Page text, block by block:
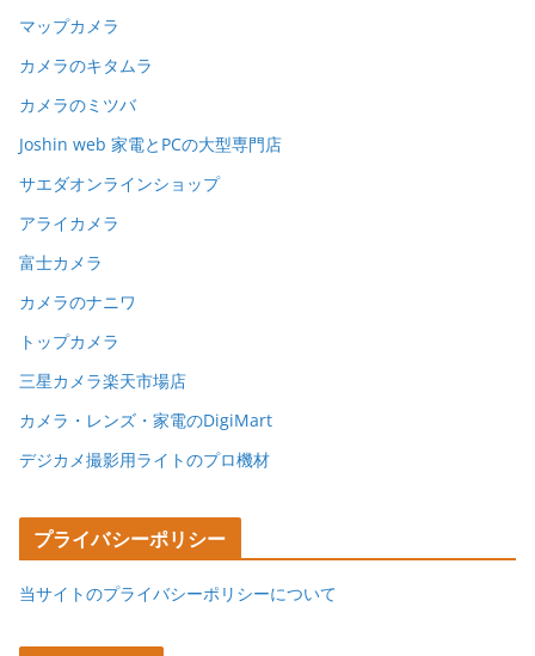
マップカメラ
カメラのキタムラ
カメラのミツバ
Joshin web 家電とPCの大型専門店
サエダオンラインショップ
アライカメラ
富士カメラ
カメラのナニワ
トップカメラ
三星カメラ楽天市場店
カメラ・レンズ・家電のDigiMart
デジカメ撮影用ライトのプロ機材
プライバシーポリシー
当サイトのプライバシーポリシーについて